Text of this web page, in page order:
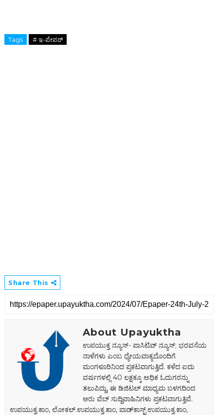
Tags # ಇ-ಪೇಪರ್‌
Share This
About Upayuktha
ಉಪಯುಕ್ತ ನ್ಯೂಸ್- ಪಾಸಿಟಿವ್ ನ್ಯೂಸ್; ಭರವಸೆಯ
ನಾಳೆಗಳು ಎಂಬ ಧ್ಯೇಯವಾಕ್ಯದೊಂದಿಗೆ
ಮಂಗಳೂರಿನಿಂದ ಪ್ರಕಟವಾಗುತ್ತಿದೆ. ಕಳೆದ ಐದು
ವರ್ಷಗಳಲ್ಲಿ 40 ಲಕ್ಷಕ್ಕೂ ಅಧಿಕ ಓದುಗರನ್ನು
ತಲುಪಿದ್ದು, ಈ ಡಿಜಿಟಲ್‌ ಮಾಧ್ಯಮ ಬಳಗದಿಂದ
ಆರು ವೆಬ್ ಸುದ್ದಿವಾಹಿನಿಗಳು ಪ್ರಕಟವಾಗುತ್ತಿವೆ.
ಉಪಯುಕ್ತ.ಕಾಂ, ಲೋಕಲ್‌.ಉಪಯುಕ್ತ.ಕಾಂ, ಪಾಡ್‌ಕಾಸ್ಟ್‌.ಉಪಯುಕ್ತ.ಕಾಂ,